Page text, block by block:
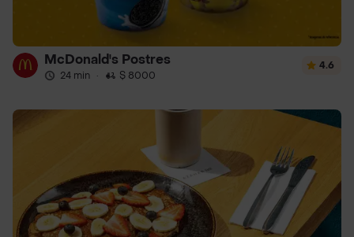
McDonald's Postres
24 min · $ 8000
4.6